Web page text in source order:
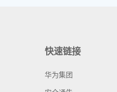
快速链接
华为集团